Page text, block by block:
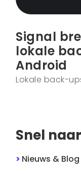
Signal
lokale
Android
Lokale back-
Snel naar
> Nieuws & Blog